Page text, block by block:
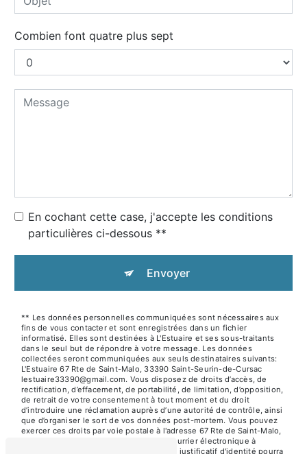
Combien font quatre plus sept
En cochant cette case, j'accepte les conditions
particulières ci-dessous **
Envoyer
** Les données personnelles communiquées sont nécessaires aux
fins de vous contacter et sont enregistrées dans un fichier
informatisé. Elles sont destinées à L'Estuaire et ses sous-traitants
dans le seul but de répondre à votre message. Les données
collectées seront communiquées aux seuls destinataires suivants:
L'Estuaire 67 Rte de Saint-Malo, 33390 Saint-Seurin-de-Cursac
lestuaire33390@gmail.com. Vous disposez de droits d’accès, de
rectification, d’effacement, de portabilité, de limitation, d’opposition,
de retrait de votre consentement à tout moment et du droit
d’introduire une réclamation auprès d’une autorité de contrôle, ainsi
que d’organiser le sort de vos données post-mortem. Vous pouvez
exercer ces droits par voie postale à l'adresse 67 Rte de Saint-Malo,
33390 Saint-Seurin-de-Cursac ou par courrier électronique à
l'adresse lestuaire33390@gmail.com. Un justificatif d'identité pourra